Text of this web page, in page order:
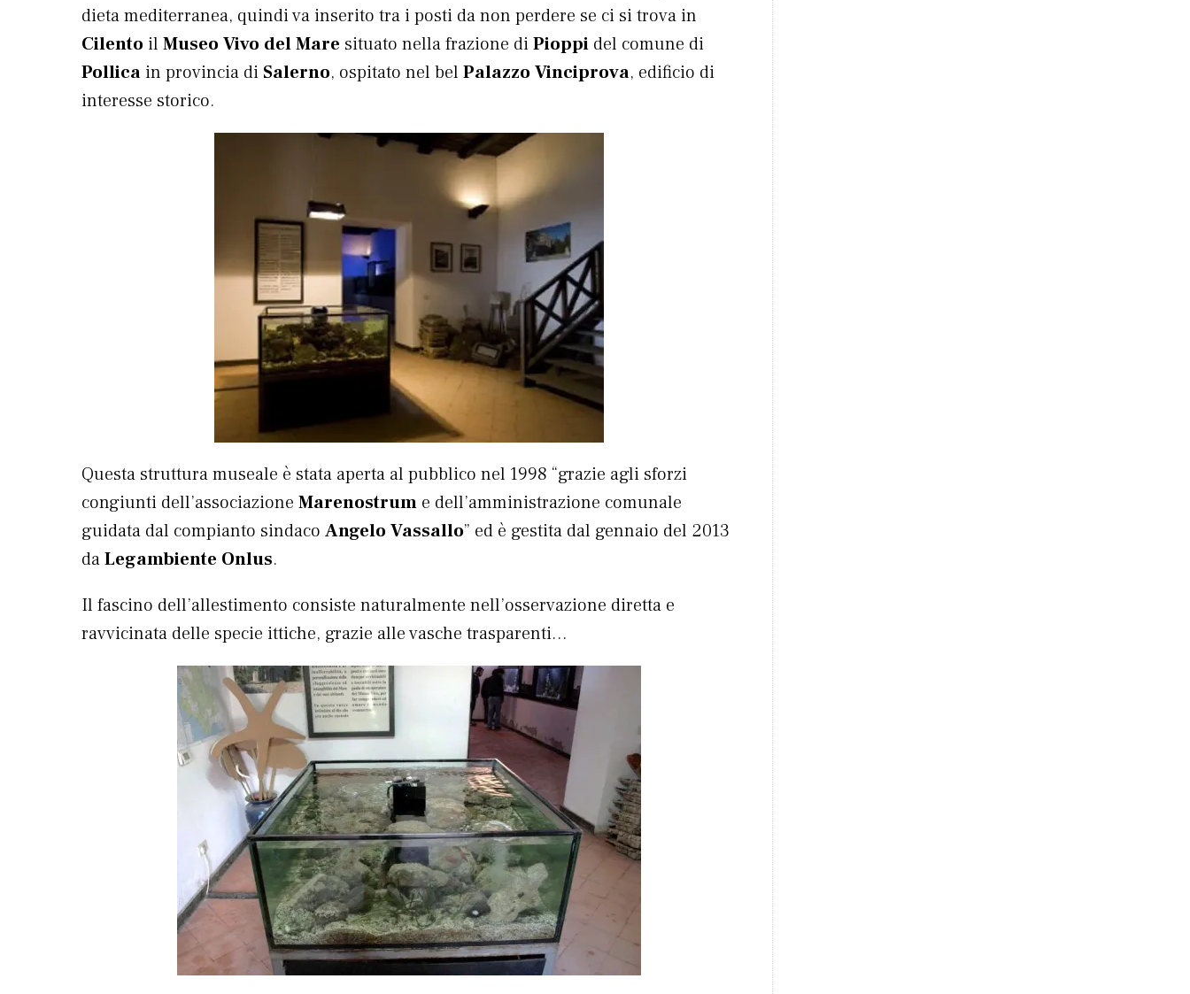
dieta mediterranea, quindi va inserito tra i posti da non perdere se ci si trova in
Cilento il Museo Vivo del Mare situato nella frazione diPioppi del comune di
Pollica in provincia di Salerno, ospitato nel bel Palazzo Vinciprova, edificio di
interesse storico.
Questa struttura museale è stata aperta al pubblico nel 1998 “grazie agli sforzi
congiunti dell’associazione Marenostrum e dell’amministrazione comunale
guidata dal compianto sindaco Angelo Vassallo” ed è gestita dal gennaio del 2013
daLegambiente Onlus.
Il fascino dell’allestimento consiste naturalmente nell’osservazione diretta e
ravvicinata delle specie ittiche, grazie alle vasche trasparenti…